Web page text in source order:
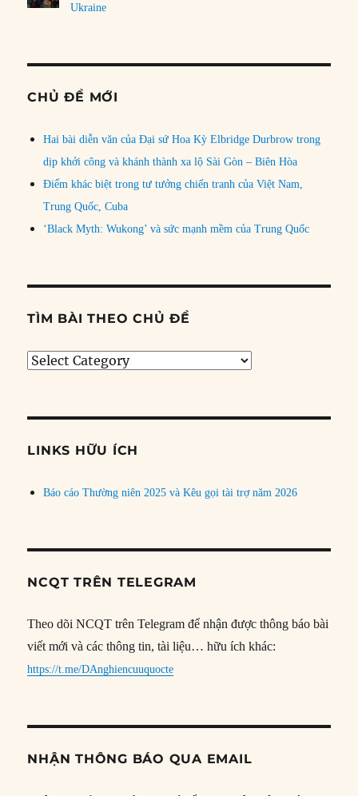
Ukraine
CHỦ ĐỀ MỚI
Hai bài diễn văn của Đại sứ Hoa Kỳ Elbridge Durbrow trong
dịp khởi công và khánh thành xa lộ Sài Gòn – Biên Hòa
Điểm khác biệt trong tư tưởng chiến tranh của Việt Nam,
Trung Quốc, Cuba
‘Black Myth: Wukong’ và sức mạnh mềm của Trung Quốc
TÌM BÀI THEO CHỦ ĐỀ
Tìm
đề
LINKS HỮU ÍCH
Báo cáo Thường niên 2025 và Kêu gọi tài trợ năm 2026
NCQT TRÊN TELEGRAM
Theo dõi NCQT trên Telegram để nhận được thông báo bài
viết mới và các thông tin, tài liệu… hữu ích khác:
https://t.me/DAnghiencuuquocte
NHẬN THÔNG BÁO QUA EMAIL